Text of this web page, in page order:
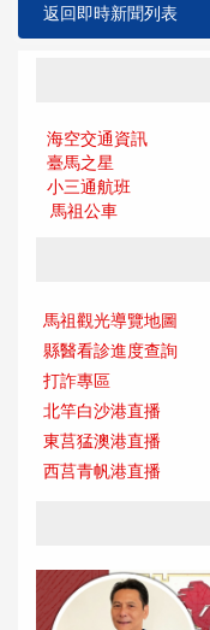
返回即時新聞列表
海空交通資訊
臺馬之星
小三通航班
馬祖公車
馬祖觀光導覽地圖
縣醫看診進度查詢
打詐專區
北竿白沙港直播
東莒猛澳港直播
西莒青帆港直播